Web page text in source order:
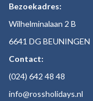
Bezoekadres:
Wilhelminalaan 2 B
6641 DG BEUNINGEN
Contact:
(024) 642 48 48
info@rossholidays.nl